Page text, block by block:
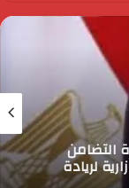
التضامن
لريادة